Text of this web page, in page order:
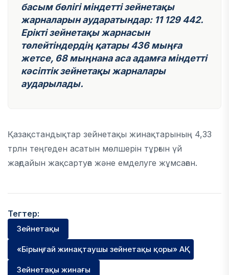
басым бөлігі міндетті зейнетақы
жарналарын аударатындар: 11 129 442.
Ерікті зейнетақы жарнасын
төлейтіндердің қатары 436 мыңға
жетсе, 68 мыңнана аса адамға міндетті
кәсіптік зейнетақы жарналары
аударылады.
Қазақстандықтар зейнетақы жинақтарының 4,33
трлн теңгеден асатын мөлшерін тұрғын үй
жағдайын жақсартуға және емделуге жұмсаған.
Тегтер:
Зейнетақы
«Бірыңғай жинақтаушы зейнетақы қоры» АҚ
Зейнетақы жинағы